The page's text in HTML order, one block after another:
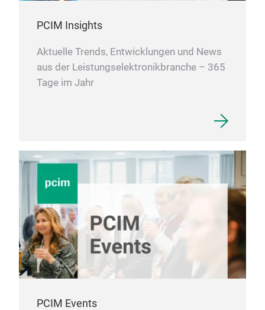
PCIM Insights
Aktuelle Trends, Entwicklungen und News
aus der Leistungselektronikbranche – 365
Tage im Jahr
PCIM Events